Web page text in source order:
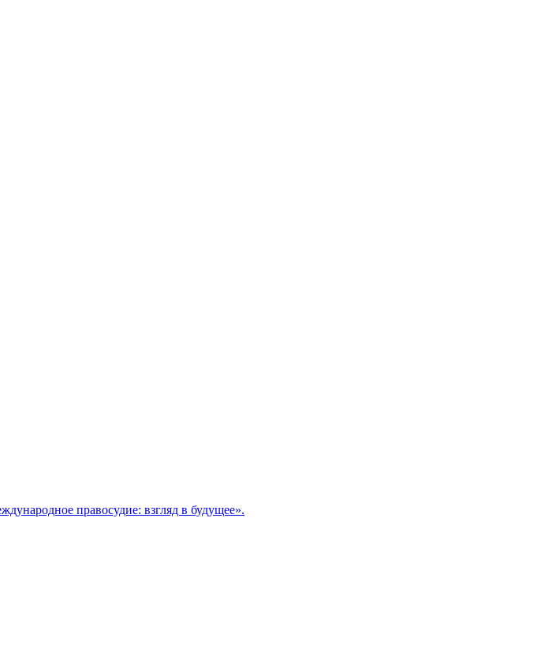
правосудие: взгляд в будущее».